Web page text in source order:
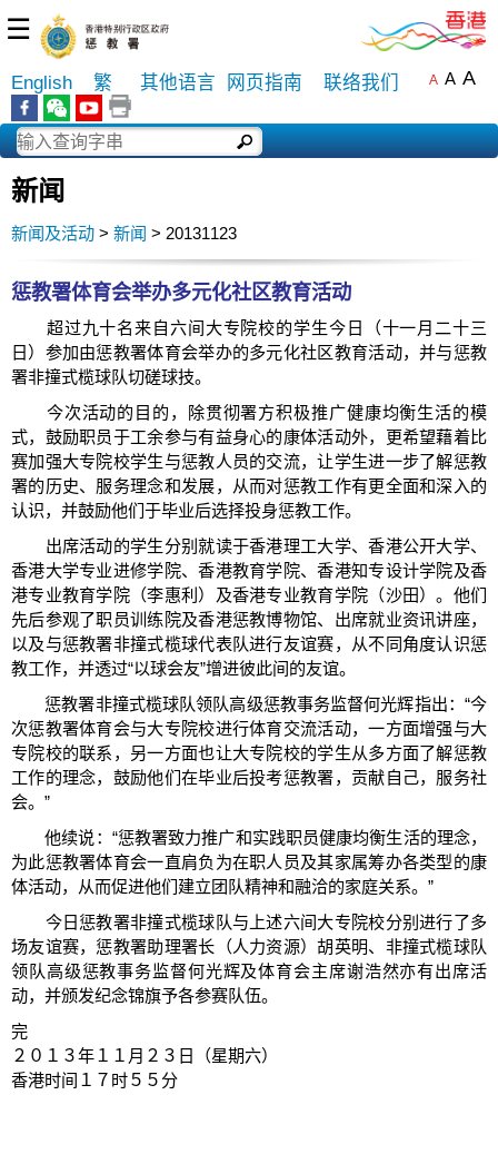
☰
English 繁 其他语言 网页指南 联络我们 A A A
新闻
新闻及活动 > 新闻 > 20131123
惩教署体育会举办多元化社区教育活动
超过九十名来自六间大专院校的学生今日（十一月二十三
日）参加由惩教署体育会举办的多元化社区教育活动，并与惩教
署非撞式榄球队切磋球技。
今次活动的目的，除贯彻署方积极推广健康均衡生活的模
式，鼓励职员于工余参与有益身心的康体活动外，更希望藉着比
赛加强大专院校学生与惩教人员的交流，让学生进一步了解惩教
署的历史、服务理念和发展，从而对惩教工作有更全面和深入的
认识，并鼓励他们于毕业后选择投身惩教工作。
出席活动的学生分别就读于香港理工大学、香港公开大学、
香港大学专业进修学院、香港教育学院、香港知专设计学院及香
港专业教育学院（李惠利）及香港专业教育学院（沙田）。他们
先后参观了职员训练院及香港惩教博物馆、出席就业资讯讲座，
以及与惩教署非撞式榄球代表队进行友谊赛，从不同角度认识惩
教工作，并透过“以球会友”增进彼此间的友谊。
惩教署非撞式榄球队领队高级惩教事务监督何光辉指出：“今
次惩教署体育会与大专院校进行体育交流活动，一方面增强与大
专院校的联系，另一方面也让大专院校的学生从多方面了解惩教
工作的理念，鼓励他们在毕业后投考惩教署，贡献自己，服务社
会。”
他续说：“惩教署致力推广和实践职员健康均衡生活的理念，
为此惩教署体育会一直肩负为在职人员及其家属筹办各类型的康
体活动，从而促进他们建立团队精神和融洽的家庭关系。”
今日惩教署非撞式榄球队与上述六间大专院校分别进行了多
场友谊赛，惩教署助理署长（人力资源）胡英明、非撞式榄球队
领队高级惩教事务监督何光辉及体育会主席谢浩然亦有出席活
动，并颁发纪念锦旗予各参赛队伍。
完
２０１３年１１月２３日（星期六）
香港时间１７时５５分